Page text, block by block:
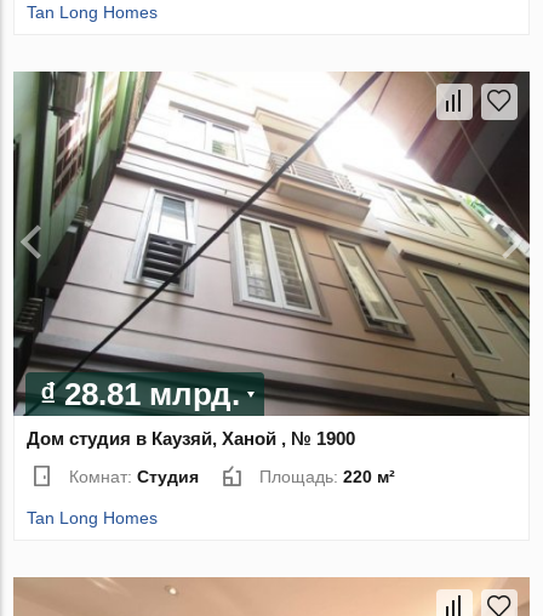
Tan Long Homes
₫ 28.81 млрд.
Дом студия в Каузяй, Ханой , № 1900
Комнат:Студия Площадь:220 м²
Tan Long Homes